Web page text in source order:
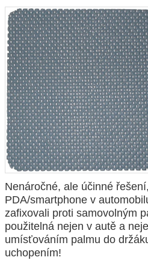
Nenáročné, ale účinné
PDA/smartphone v
zafixovali proti samovolným
použitelná nejen v autě a
umísťováním palmu do
uchopením!